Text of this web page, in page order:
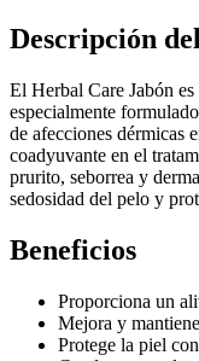
Descripción
El Herbal Care Jabón
especialmente
de afecciones dérmicas
coadyuvante en el
prurito, seborrea y
sedosidad del pelo y
Beneficios
Proporciona un
Mejora y
Protege la piel